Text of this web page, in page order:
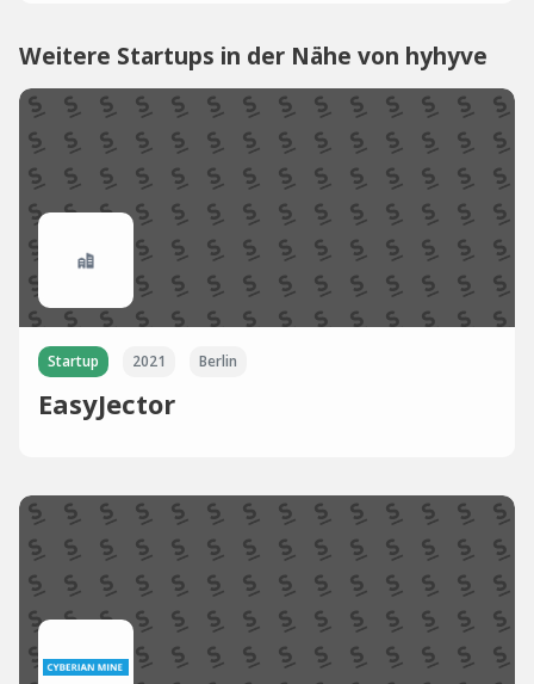
Weitere Startups in der Nähe von hyhyve
Startup 2021 Berlin
EasyJector